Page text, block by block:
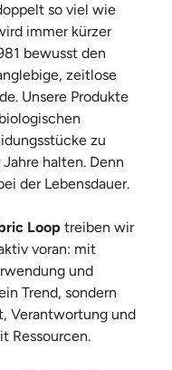
so viel wie
immer kürzer
bewusst den
zeitlose
Unsere Produkte
zu
halten. Denn
der Lebensdauer.
Loop treiben wir
voran: mit
und
Trend, sondern
Verantwortung und
Ressourcen.